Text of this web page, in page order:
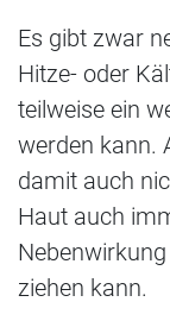
Es gibt zwar
Hitze- oder
teilweise ein
werden kann.
damit auch
Haut auch
ziehen kann.